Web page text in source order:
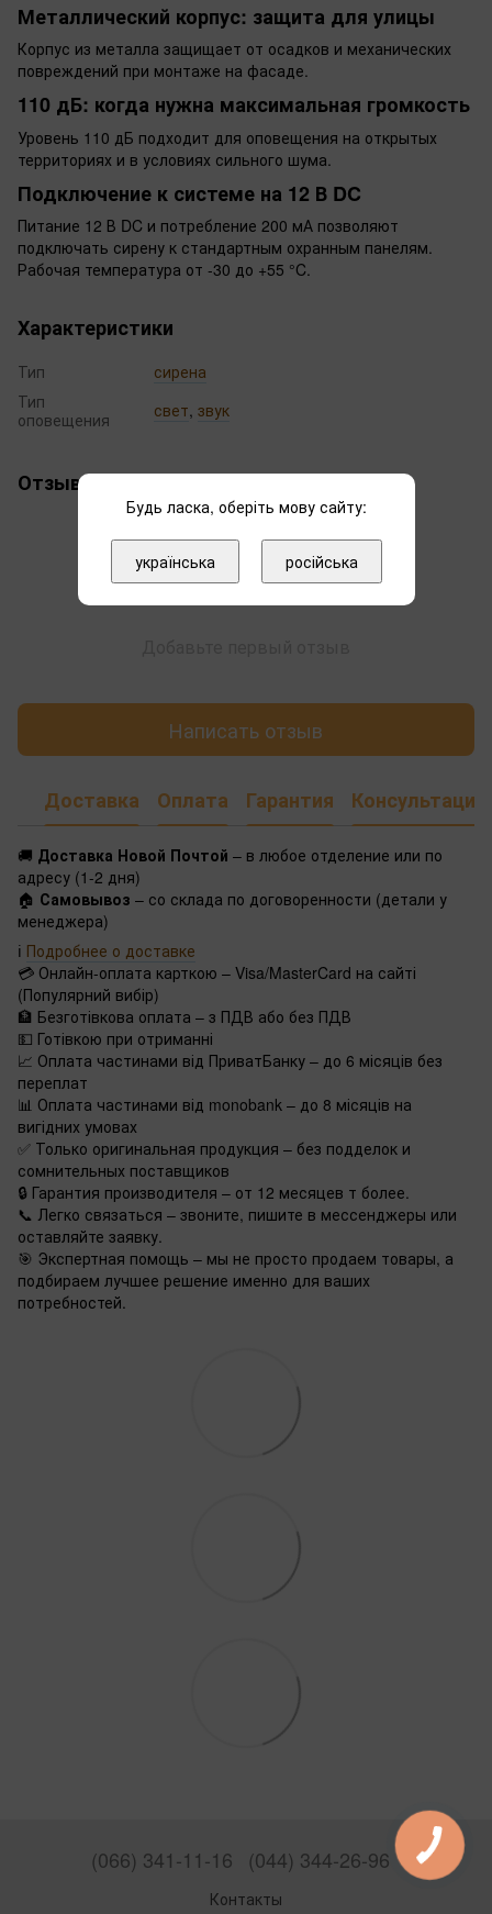
Металлический корпус: защита для улицы
Корпус из металла защищает от осадков и механических
повреждений при монтаже на фасаде.
110 дБ: когда нужна максимальная громкость
Уровень 110 дБ подходит для оповещения на открытых
территориях и в условиях сильного шума.
Подключение к системе на 12 В DC
Питание 12 В DC и потребление 200 мА позволяют
подключать сирену к стандартным охранным панелям.
Рабочая температура от -30 до +55 °C.
Характеристики
Тип
сирена
Тип
оповещения
свет, звук
Отзывы
Написать отзыв
Доставка Оплата Гарантия Консультация
🚚 Доставка Новой Почтой – в любое отделение или по
адресу (1-2 дня)
🏠 Самовывоз – со склада по договоренности (детали у
менеджера)
ℹ️ Подробнее о доставке
💳 Онлайн-оплата карткою – Visa/MasterCard на сайті
(Популярний вибір)
🏦 Безготівкова оплата – з ПДВ або без ПДВ
💵 Готівкою при отриманні
📈 Оплата частинами від ПриватБанку – до 6 місяців без
переплат
📊 Оплата частинами від monobank – до 8 місяців на
вигідних умовах
✅ Только оригинальная продукция – без подделок и
сомнительных поставщиков
🔒 Гарантия производителя – от 12 месяцев т более.
📞 Легко связаться – звоните, пишите в мессенджеры или
оставляйте заявку.
🎯 Экспертная помощь – мы не просто продаем товары, а
подбираем лучшее решение именно для ваших
потребностей.
(066) 341-11-16 (044) 344-26-96
Контакты
Будь ласка, оберіть мову сайту:
українська російська